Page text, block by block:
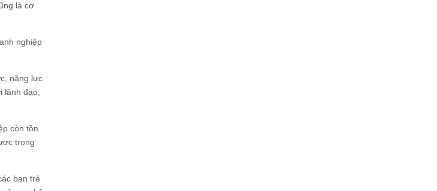
là cơ
nghiệp
năng lực
đạo,
còn tồn
trọng
bạn trẻ